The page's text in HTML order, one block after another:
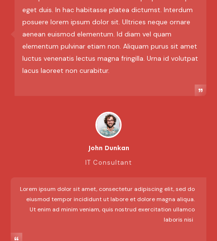
eget duis. In hac habitasse platea dictumst. Interdum
posuere lorem ipsum dolor sit. Ultrices neque ornare
aenean euismod elementum. Id diam vel quam
elementum pulvinar etiam non. Aliquam purus sit amet
luctus venenatis lectus magna fringilla. Urna id volutpat
lacus laoreet non curabitur.
Lorem ipsum dolor sit amet, consectetur adipiscing elit, sed do
eiusmod tempor incididunt ut labore et dolore magna aliqua.
Ut enim ad minim veniam, quis nostrud exercitation ullamco
laboris nisi
John Dunkan
IT Consultant